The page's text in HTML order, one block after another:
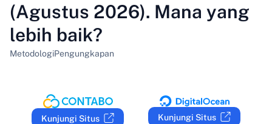
Perbandingan
ID
(Agustus 2026). Mana yang
lebih baik?
MetodologiPengungkapan
Kunjungi Situs Kunjungi Situs